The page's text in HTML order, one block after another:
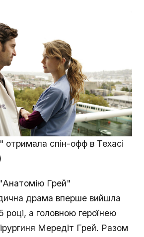
отримала спін-офф в Техасі
Грей"
драма вперше вийшла
році, а головною героїнею
Мередіт Грей. Разом